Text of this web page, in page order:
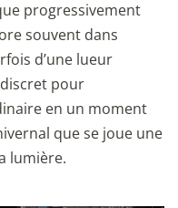
progressivement
souvent dans
d’une lueur
pour
en un moment
que se joue une
lumière.